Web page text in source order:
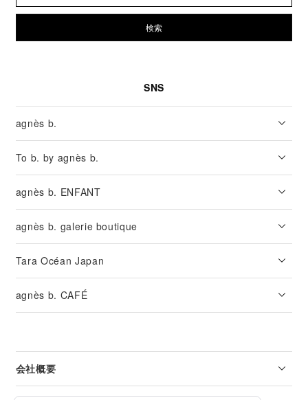
検索
SNS
agnès b.
To b. by agnès b.
agnès b. ENFANT
agnès b. galerie boutique
Tara Océan Japan
agnès b. CAFÉ
会社概要